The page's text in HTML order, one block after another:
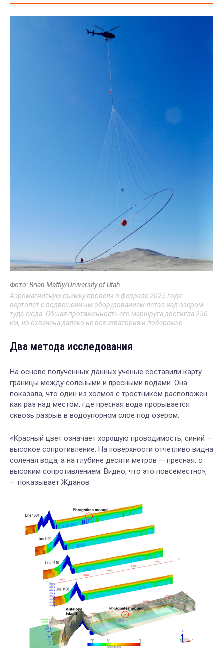
Фото: Brian Maffly/University of Utah
Аэромагнитную съемку провели в феврале 2025 года:
вертолет с подвешенным оборудованием летал над озером
туда-сюда. Общая протяженность его маршрута достигла 250
км, но охвачена далеко не вся акватория и побережье.
Два метода исследования
На основе полученных данных ученые составили карту
границы между солеными и пресными водами. Она
показала, что один из холмов с тростником расположен
как раз над местом, где пресная вода прорывается
сквозь разрыв в водоупорном слое под озером.
«Красный цвет означает хорошую проводимость, синий —
высокое сопротивление. На поверхности отчетливо видна
соленая вода, а на глубине десяти метров — пресная, с
высоким сопротивлением. Видно, что это повсеместно»,
— показывает Жданов.